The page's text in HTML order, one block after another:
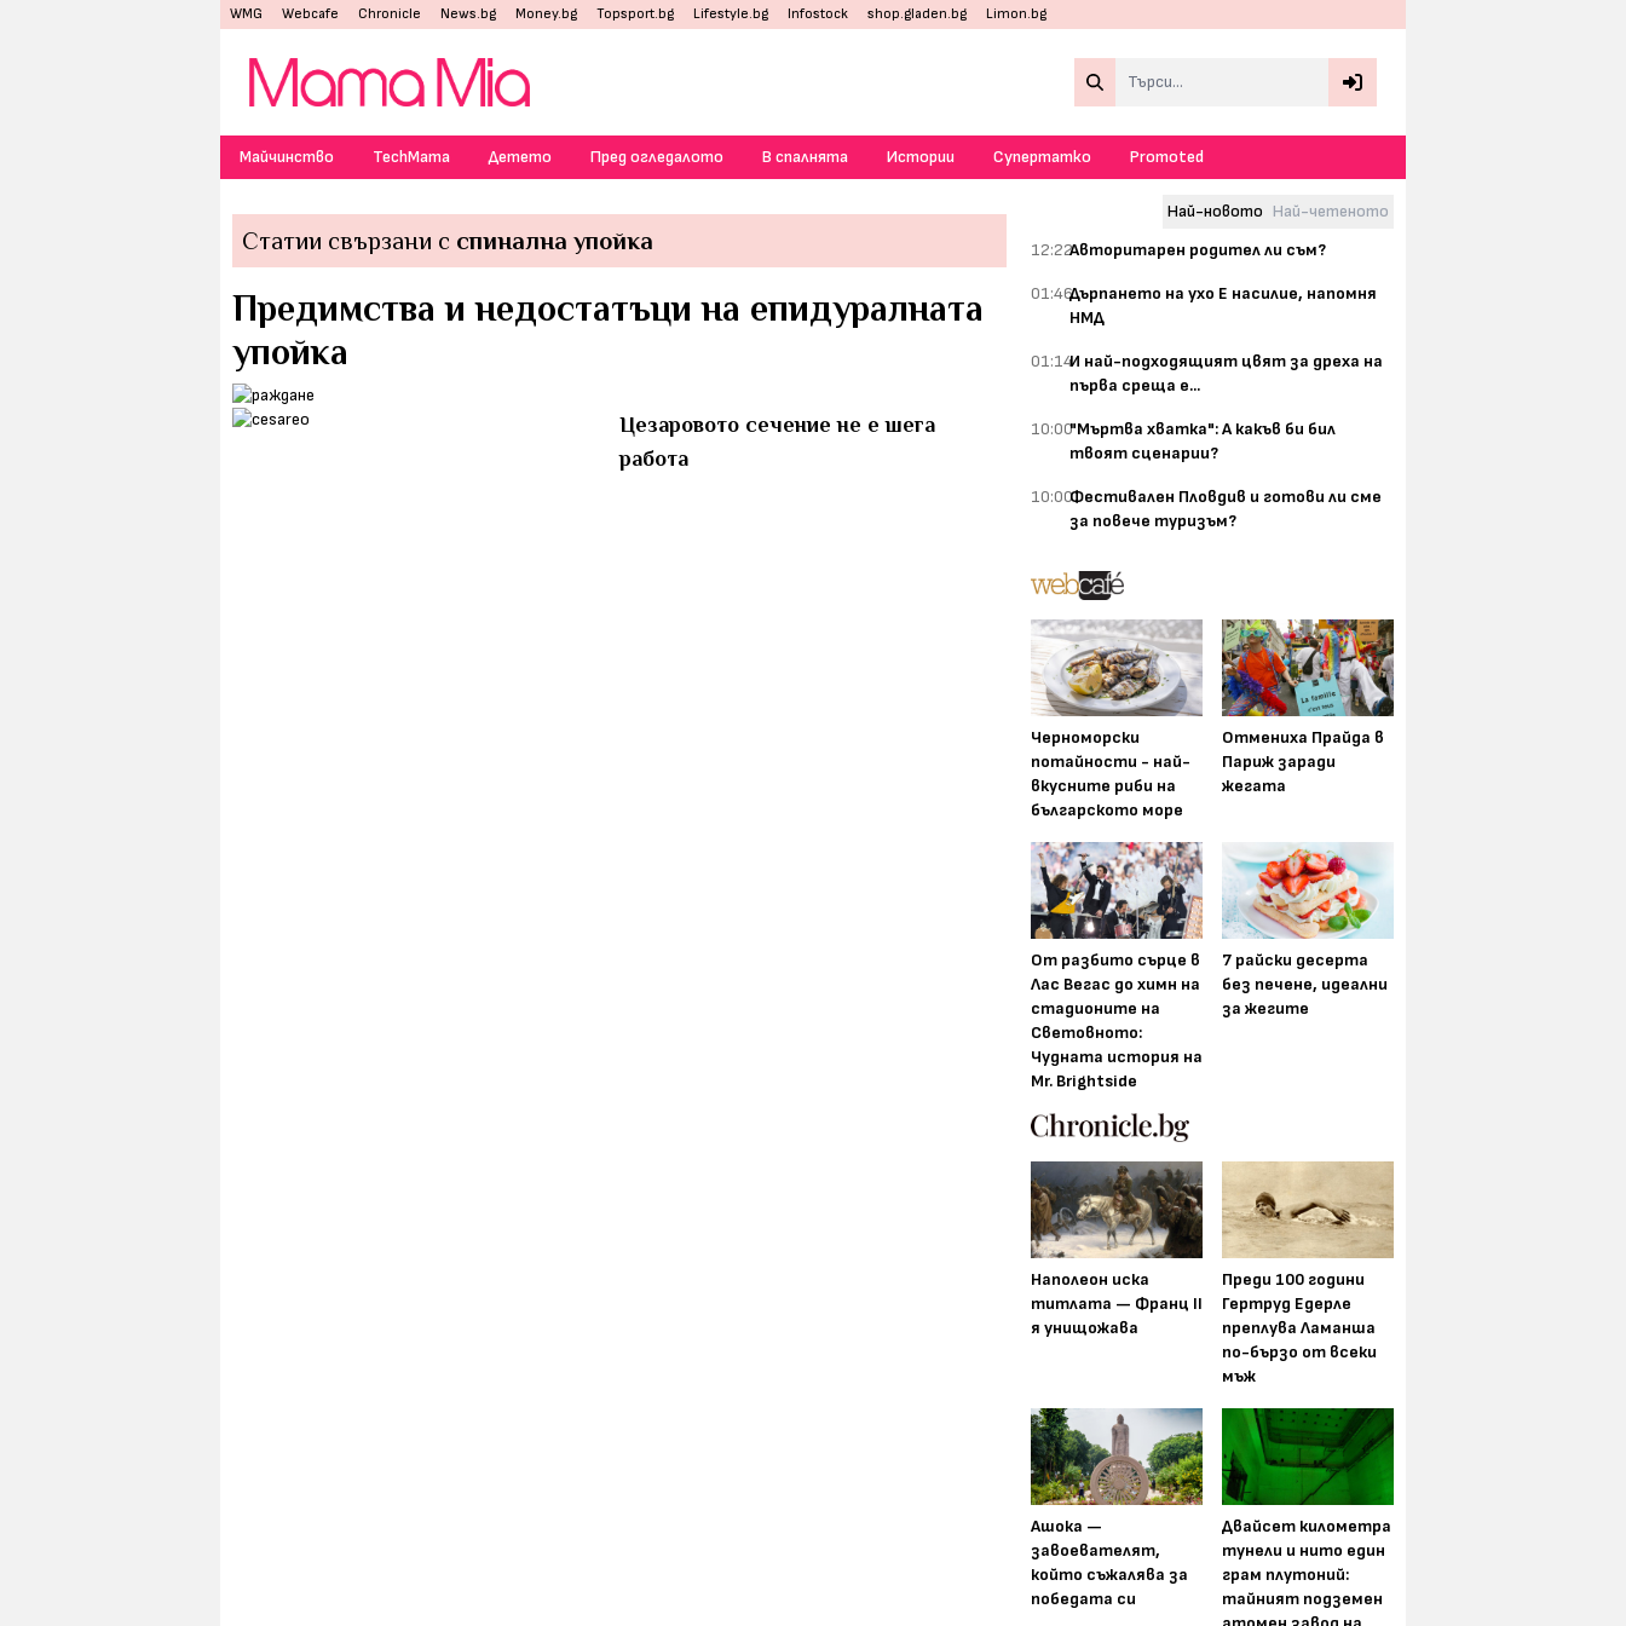
WMG Webcafe Chronicle News.bg Money.bg Topsport.bg Lifestyle.bg Infostock shop.gladen.bg Limon.bg
Майчинство TechMama Детето Пред огледалото В спалнята Истории Супертатко Promoted
Статии свързани с спинална упойка
Предимства и недостатъци на епидуралната
упойка
Цезаровото сечение не е шега
работа
Най-новото Най-четеното
12:22Авторитарен родител ли съм?
01:46Дърпането на ухо Е насилие, напомня
НМД
01:14И най-подходящият цвят за дреха на
първа среща е...
10:00"Мъртва хватка": А какъв би бил
твоят сценарии?
10:00Фестивален Пловдив и готови ли сме
за повече туризъм?
Черноморски
потайности - най-
вкусните риби на
българското море
Отмениха Прайда в
Париж заради
жегата
От разбито сърце в
Лас Вегас до химн на
стадионите на
Световното:
Чудната история на
Mr. Brightside
7 райски десерта
без печене, идеални
за жегите
Наполеон иска
титлата — Франц II
я унищожава
Преди 100 години
Гертруд Едерле
преплува Ламанша
по-бързо от всеки
мъж
Ашока —
завоевателят,
който съжалява за
победата си
Двайсет километра
тунели и нито един
грам плутоний:
тайният подземен